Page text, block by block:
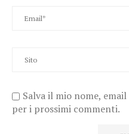
Salva il mio nome,
per i prossimi commenti.